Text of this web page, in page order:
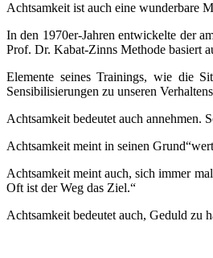
Achtsamkeit ist auch eine wunderbare
In den 1970er-Jahren entwickelte der
Prof. Dr. Kabat-Zinns Methode basiert
Elemente seines Trainings, wie die
Sensibilisierungen zu unseren
Achtsamkeit bedeutet auch annehmen.
Achtsamkeit meint in seinen
Achtsamkeit meint auch, sich immer
Oft ist der Weg das Ziel.“
Achtsamkeit bedeutet auch, Geduld zu